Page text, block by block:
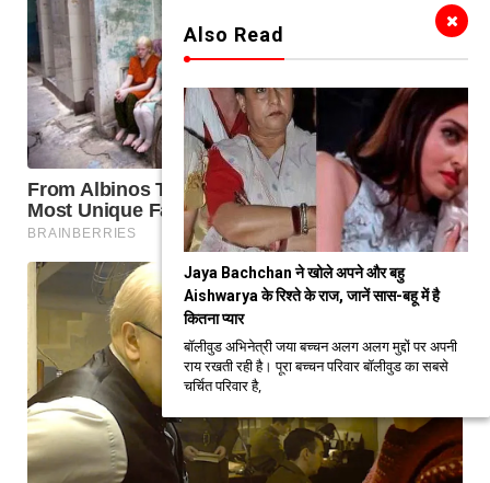
Also Read
Jaya Bachchan ने खोले अपने और बहु
Aishwarya के रिश्ते के राज, जानें सास-बहू में है
कितना प्यार
बॉलीवुड अभिनेत्री जया बच्चन अलग अलग मुद्दों पर अपनी
राय रखती रही है। पूरा बच्चन परिवार बॉलीवुड का सबसे
चर्चित परिवार है,